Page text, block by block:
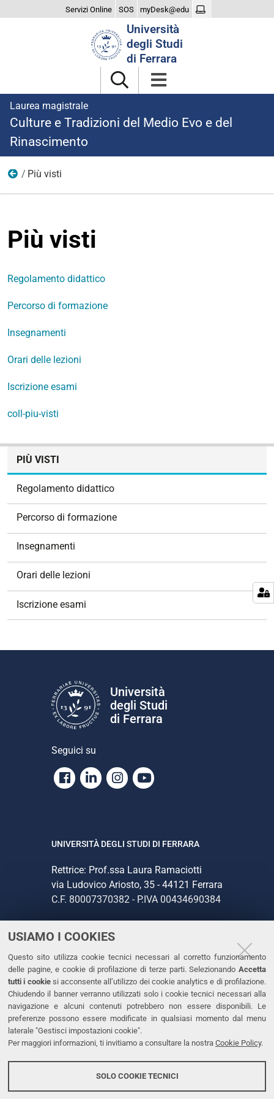
USIAMO I COOKIES
Questo sito utilizza cookie tecnici necessari al corretto funzionamento
delle pagine, e cookie di profilazione di terze parti. Selezionando Accetta
tutti i cookiesi acconsente all’utilizzo dei cookie analytics e di profilazione.
Chiudendo il banner verranno utilizzati solo i cookie tecnici necessari alla
navigazione e alcuni contenuti potrebbero non essere disponibili. Le
preferenze possono essere modificate in qualsiasi momento dal menu
laterale "Gestisci impostazioni cookie".
Per maggiori informazioni, ti invitiamo a consultare la nostra Cookie Policy.
SOLO COOKIE TECNICI
Servizi Online SOS myDesk@edu
Università
degli Studi
di Ferrara
Laurea magistrale
Culture e Tradizioni del Medio Evo e del
Rinascimento
Home
Più visti
Più visti
Regolamento didattico
Percorso di formazione
Insegnamenti
Orari delle lezioni
Iscrizione esami
coll-piu-visti
PIÙ VISTI
Regolamento didattico
Percorso di formazione
Insegnamenti
Orari delle lezioni
Iscrizione esami
Università
degli Studi
di Ferrara
Seguici su
Facebook
LinkedinInstagram
Youtube
UNIVERSITÀ DEGLI STUDI DI FERRARA
Rettrice: Prof.ssa Laura Ramaciotti
via Ludovico Ariosto, 35 - 44121 Ferrara
C.F. 80007370382 - P.IVA 00434690384
CONTATTI
Tel. +39 0532 293111
Fax. +39 0532 293031
PEC
LINKS
Dichiarazione di accessibilità
Protezione dati personali